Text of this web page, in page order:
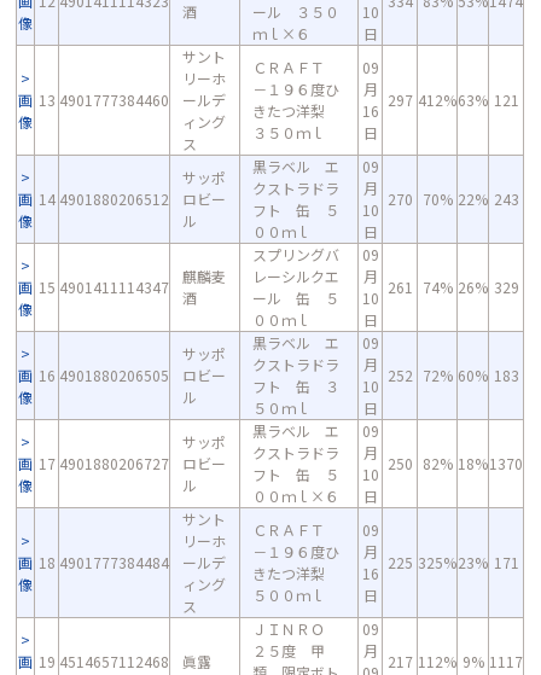
像
酒
ール ３５０
ｍｌ×６
10
日
画
像
13 4901777384460
サント
リーホ
ールデ
ィング
ス
ＣＲＡＦＴ
－１９６度ひ
きたつ洋梨
３５０ｍｌ
09
月
16
日
297 412%63% 121
画
像
14 4901880206512
サッポ
ロビー
ル
黒ラベル エ
クストラドラ
フト 缶 ５
００ｍｌ
09
月
10
日
270 70% 22% 243
画
像
15 4901411114347
麒麟麦
酒
スプリングバ
レーシルクエ
ール 缶 ５
００ｍｌ
09
月
10
日
261 74% 26% 329
画
像
16 4901880206505
サッポ
ロビー
ル
黒ラベル エ
クストラドラ
フト 缶 ３
５０ｍｌ
09
月
10
日
252 72% 60% 183
画
像
17 4901880206727
サッポ
ロビー
ル
黒ラベル エ
クストラドラ
フト 缶 ５
００ｍｌ×６
09
月
10
日
250 82% 18%1370
画
像
18 4901777384484
サント
リーホ
ールデ
ィング
ス
ＣＲＡＦＴ
－１９６度ひ
きたつ洋梨
５００ｍｌ
09
月
16
日
225 325%23% 171
画 19 4514657112468 眞露
ＪＩＮＲＯ
２５度 甲
09
月
217 112% 9% 1117